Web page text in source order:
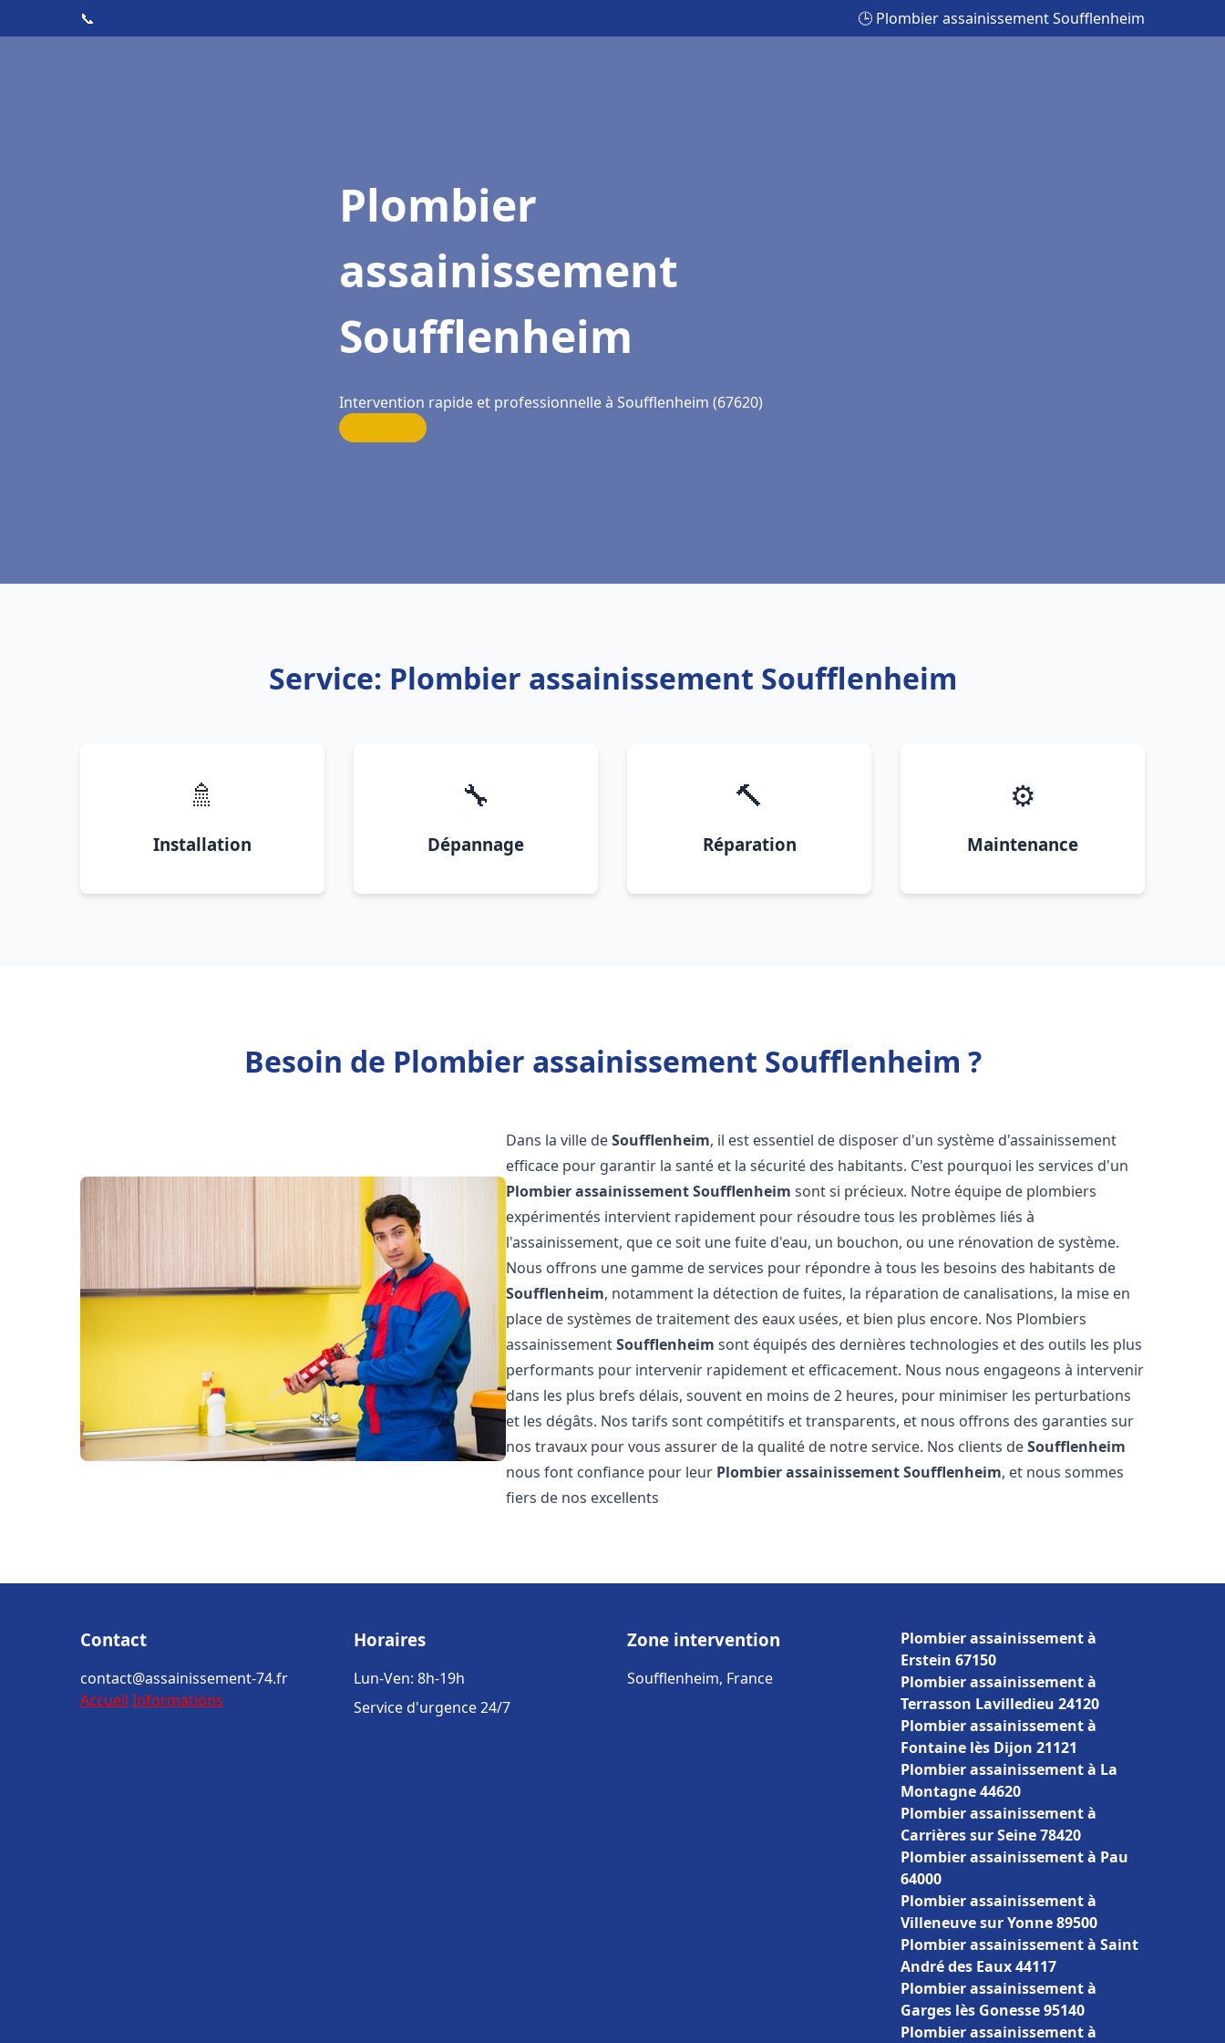
📞 🕒 Plombier assainissement Soufflenheim
Plombier
assainissement
Soufflenheim
Intervention rapide et professionnelle à Soufflenheim (67620)
Service: Plombier assainissement Soufflenheim
🚿
Installation
🔧
Dépannage
🔨
Réparation
⚙️
Maintenance
Besoin de Plombier assainissement Soufflenheim ?
Dans la ville deSoufflenheim, il est essentiel de disposer d'un système d'assainissement
efficace pour garantir la santé et la sécurité des habitants. C'est pourquoi les services d'un
Plombier assainissementSoufflenheim sont si précieux. Notre équipe de plombiers
expérimentés intervient rapidement pour résoudre tous les problèmes liés à
l'assainissement, que ce soit une fuite d'eau, un bouchon, ou une rénovation de système.
Nous offrons une gamme de services pour répondre à tous les besoins des habitants de
Soufflenheim, notamment la détection de fuites, la réparation de canalisations, la mise en
place de systèmes de traitement des eaux usées, et bien plus encore. Nos Plombiers
assainissementSoufflenheim sont équipés des dernières technologies et des outils les plus
performants pour intervenir rapidement et efficacement. Nous nous engageons à intervenir
dans les plus brefs délais, souvent en moins de 2 heures, pour minimiser les perturbations
et les dégâts. Nos tarifs sont compétitifs et transparents, et nous offrons des garanties sur
nos travaux pour vous assurer de la qualité de notre service. Nos clients deSoufflenheim
nous font confiance pour leur Plombier assainissementSoufflenheim, et nous sommes
fiers de nos excellents
Contact
contact@assainissement-74.fr
Accueil Informations
Horaires
Lun-Ven: 8h-19h
Service d'urgence 24/7
Zone intervention
Soufflenheim, France
Plombier assainissement à
Erstein 67150
Plombier assainissement à
Terrasson Lavilledieu 24120
Plombier assainissement à
Fontaine lès Dijon 21121
Plombier assainissement à La
Montagne 44620
Plombier assainissement à
Carrières sur Seine 78420
Plombier assainissement à Pau
64000
Plombier assainissement à
Villeneuve sur Yonne 89500
Plombier assainissement à Saint
André des Eaux 44117
Plombier assainissement à
Garges lès Gonesse 95140
Plombier assainissement à